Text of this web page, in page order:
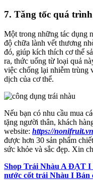
7. Tăng tốc quá
Một trong những tác dụng
độ chữa lành vết thương
đó, giúp kích thích cơ thể
ra, thức uống từ loại quả
việc chống lại nhiễm trùng
dịch của cơ thể.
Nếu bạn có nhu cầu mua
tặng người thân, khách
website: https://
được hơn 30 sản phẩm
sức khỏe và sắc đẹp. Xin
Shop Trái Nhàu A ĐẠT
nước cốt trái Nhàu I Bán